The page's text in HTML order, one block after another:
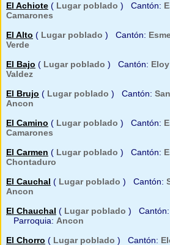
El Achiote ( Lugar poblado ) Cantón:
Camarones
El Alto ( Lugar poblado ) Cantón:
Verde
El Bajo ( Lugar poblado ) Cantón:
Valdez
El Brujo ( Lugar poblado ) Cantón:
Ancon
El Camino ( Lugar poblado ) Cantón:
Camarones
El Carmen ( Lugar poblado ) Cantón:
Chontaduro
El Cauchal ( Lugar poblado ) Cantón:
Ancon
El Chauchal ( Lugar poblado ) Cantón:
Parroquia: Ancon
El Chorro ( Lugar poblado ) Cantón: